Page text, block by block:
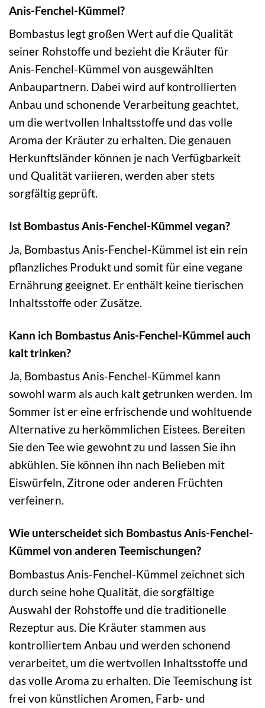
Anis-Fenchel-Kümmel?
Bombastus legt großen Wert auf die Qualität
seiner Rohstoffe und bezieht die Kräuter für
Anis-Fenchel-Kümmel von ausgewählten
Anbaupartnern. Dabei wird auf kontrollierten
Anbau und schonende Verarbeitung geachtet,
um die wertvollen Inhaltsstoffe und das volle
Aroma der Kräuter zu erhalten. Die genauen
Herkunftsländer können je nach Verfügbarkeit
und Qualität variieren, werden aber stets
sorgfältig geprüft.
Ist Bombastus Anis-Fenchel-Kümmel vegan?
Ja, Bombastus Anis-Fenchel-Kümmel ist ein rein
pflanzliches Produkt und somit für eine vegane
Ernährung geeignet. Er enthält keine tierischen
Inhaltsstoffe oder Zusätze.
Kann ich Bombastus Anis-Fenchel-Kümmel auch
kalt trinken?
Ja, Bombastus Anis-Fenchel-Kümmel kann
sowohl warm als auch kalt getrunken werden. Im
Sommer ist er eine erfrischende und wohltuende
Alternative zu herkömmlichen Eistees. Bereiten
Sie den Tee wie gewohnt zu und lassen Sie ihn
abkühlen. Sie können ihn nach Belieben mit
Eiswürfeln, Zitrone oder anderen Früchten
verfeinern.
Wie unterscheidet sich Bombastus Anis-Fenchel-
Kümmel von anderen Teemischungen?
Bombastus Anis-Fenchel-Kümmel zeichnet sich
durch seine hohe Qualität, die sorgfältige
Auswahl der Rohstoffe und die traditionelle
Rezeptur aus. Die Kräuter stammen aus
kontrolliertem Anbau und werden schonend
verarbeitet, um die wertvollen Inhaltsstoffe und
das volle Aroma zu erhalten. Die Teemischung ist
frei von künstlichen Aromen, Farb- und